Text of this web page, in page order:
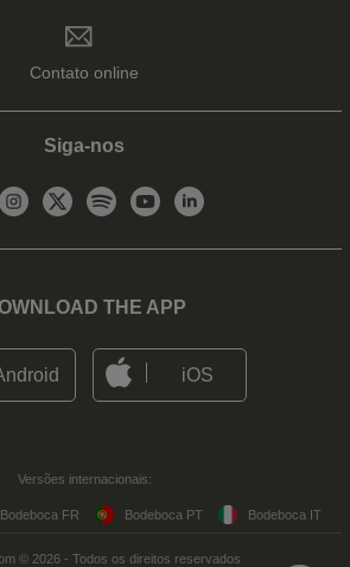
Contato online
Siga-nos
THE APP
iOS
Versões internacionais:
Bodeboca FR Bodeboca PT Bodeboca IT
© 2026 - Todos os direitos reservados